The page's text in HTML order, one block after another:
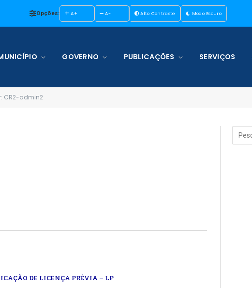
Opções: A+ A- Alto Contraste Modo Escuro
GOVERNO PUBLICAÇÕES SERVIÇOS
CR2-admin2
DE LICENÇA PRÉVIA – LP